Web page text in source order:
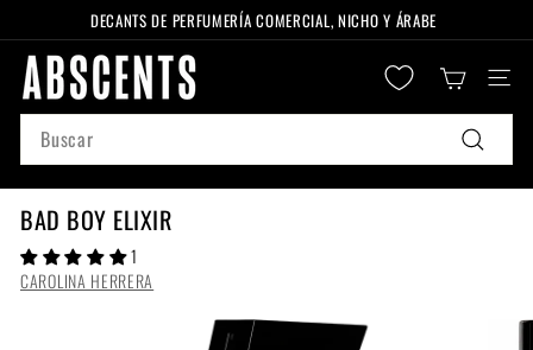
directamente
contenido
diapositivas
DECANTS DE PERFUMERÍA COMERCIAL, NICHO Y ÁRABE
A
B
S
C
E
N
T
S
Search
Buscar
BAD BOY ELIXIR
1
CAROLINA HERRERA